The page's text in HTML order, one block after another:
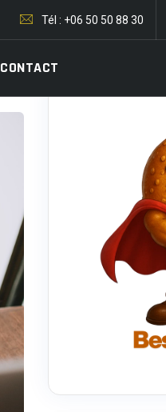
Tél : +06 50 50 88 30
CONTACT